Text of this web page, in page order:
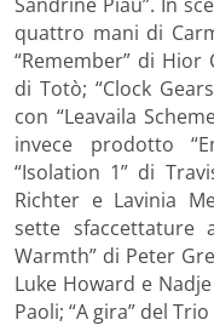
quattro mani di
“Remember” di Hior
di Totò; “Clock
con “Leavaila
invece prodotto
“Isolation 1” di
Richter e Lavinia
sette
Warmth” di Peter
Luke Howard e
Paoli; “A gira” del